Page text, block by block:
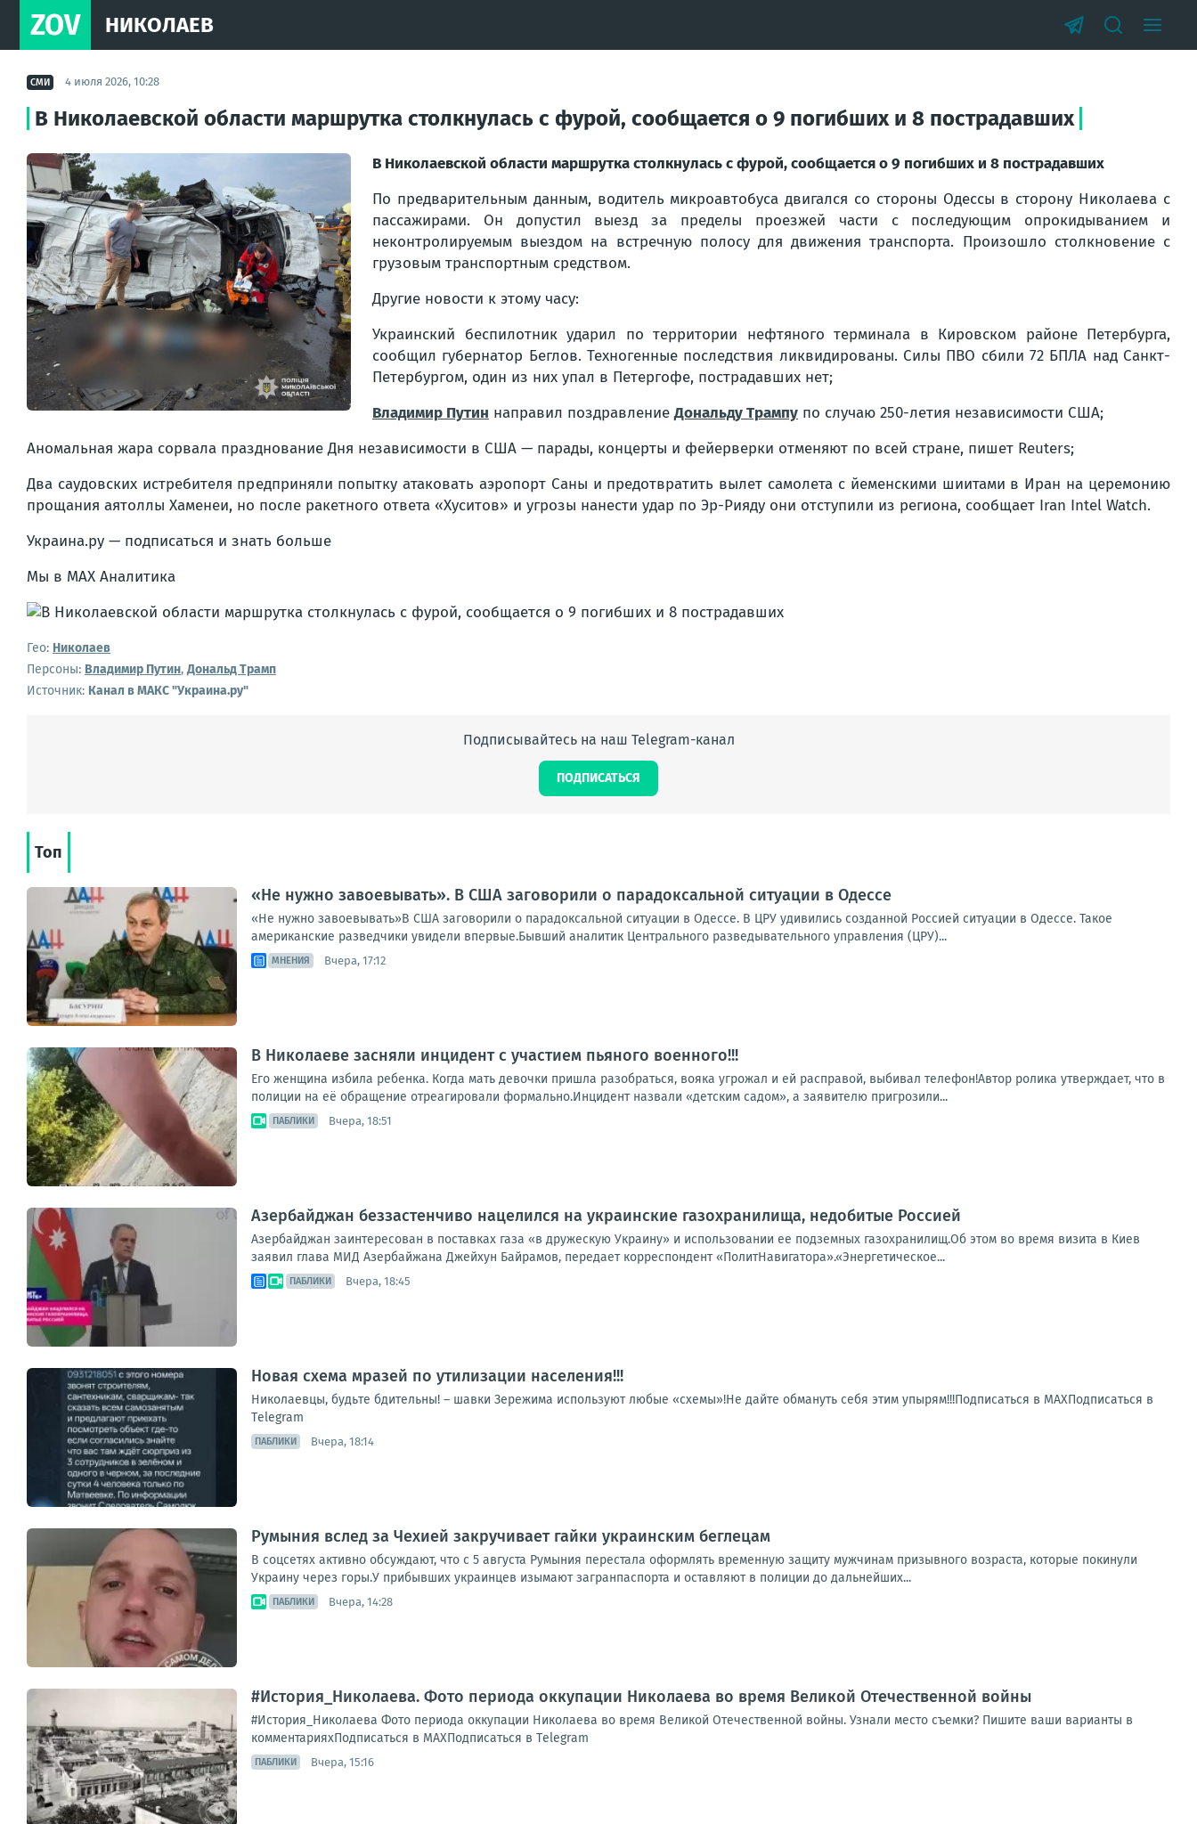
ZOV НИКОЛАЕВ
СМИ 4 июля 2026, 10:28
В Николаевской области маршрутка столкнулась с фурой, сообщается о 9 погибших и 8 пострадавших
В Николаевской области маршрутка столкнулась с фурой, сообщается о 9 погибших и 8 пострадавших
По предварительным данным, водитель микроавтобуса двигался со стороны Одессы в сторону Николаева с
пассажирами. Он допустил выезд за пределы проезжей части с последующим опрокидыванием и
неконтролируемым выездом на встречную полосу для движения транспорта. Произошло столкновение с
грузовым транспортным средством.
Другие новости к этому часу:
Украинский беспилотник ударил по территории нефтяного терминала в Кировском районе Петербурга,
сообщил губернатор Беглов. Техногенные последствия ликвидированы. Силы ПВО сбили 72 БПЛА над Санкт-
Петербургом, один из них упал в Петергофе, пострадавших нет;
Владимир Путин направил поздравлениеДональду Трампу по случаю 250-летия независимости США;
Аномальная жара сорвала празднование Дня независимости в США — парады, концерты и фейерверки отменяют по всей стране, пишет Reuters;
Два саудовских истребителя предприняли попытку атаковать аэропорт Саны и предотвратить вылет самолета с йеменскими шиитами в Иран на церемонию
прощания аятоллы Хаменеи, но после ракетного ответа «Хуситов» и угрозы нанести удар по Эр-Рияду они отступили из региона, сообщает Iran Intel Watch.
Украина.ру — подписаться и знать больше
Мы в MAX Аналитика
Гео: Николаев
Персоны: Владимир Путин,Дональд Трамп
Источник: Канал в МАКС "Украина.ру"
Подписывайтесь на наш Telegram-канал
ПОДПИСАТЬСЯ
Топ
«Не нужно завоевывать». В США заговорили о парадоксальной ситуации в Одессе
«Не нужно завоевывать»В США заговорили о парадоксальной ситуации в Одессе. В ЦРУ удивились созданной Россией ситуации в Одессе. Такое
американские разведчики увидели впервые.Бывший аналитик Центрального разведывательного управления (ЦРУ)...
МНЕНИЯ Вчера, 17:12
В Николаеве засняли инцидент с участием пьяного военного!!!
Его женщина избила ребенка. Когда мать девочки пришла разобраться, вояка угрожал и ей расправой, выбивал телефон!Автор ролика утверждает, что в
полиции на её обращение отреагировали формально.Инцидент назвали «детским садом», а заявителю пригрозили...
ПАБЛИКИ Вчера, 18:51
Азербайджан беззастенчиво нацелился на украинские газохранилища, недобитые Россией
Азербайджан заинтересован в поставках газа «в дружескую Украину» и использовании ее подземных газохранилищ.Об этом во время визита в Киев
заявил глава МИД Азербайжана Джейхун Байрамов, передает корреспондент «ПолитНавигатора».«Энергетическое...
ПАБЛИКИ Вчера, 18:45
Новая схема мразей по утилизации населения!!!
Николаевцы, будьте бдительны! – шавки Зережима используют любые «схемы»!Не дайте обмануть себя этим упырям!!!Подписаться в МАХПодписаться в
Тelegram
ПАБЛИКИ Вчера, 18:14
Румыния вслед за Чехией закручивает гайки украинским беглецам
В соцсетях активно обсуждают, что с 5 августа Румыния перестала оформлять временную защиту мужчинам призывного возраста, которые покинули
Украину через горы.У прибывших украинцев изымают загранпаспорта и оставляют в полиции до дальнейших...
ПАБЛИКИ Вчера, 14:28
#История_Николаева. Фото периода оккупации Николаева во время Великой Отечественной войны
#История_Николаева Фото периода оккупации Николаева во время Великой Отечественной войны. Узнали место съемки? Пишите ваши варианты в
комментарияхПодписаться в МАХПодписаться в Тelegram
ПАБЛИКИ Вчера, 15:16